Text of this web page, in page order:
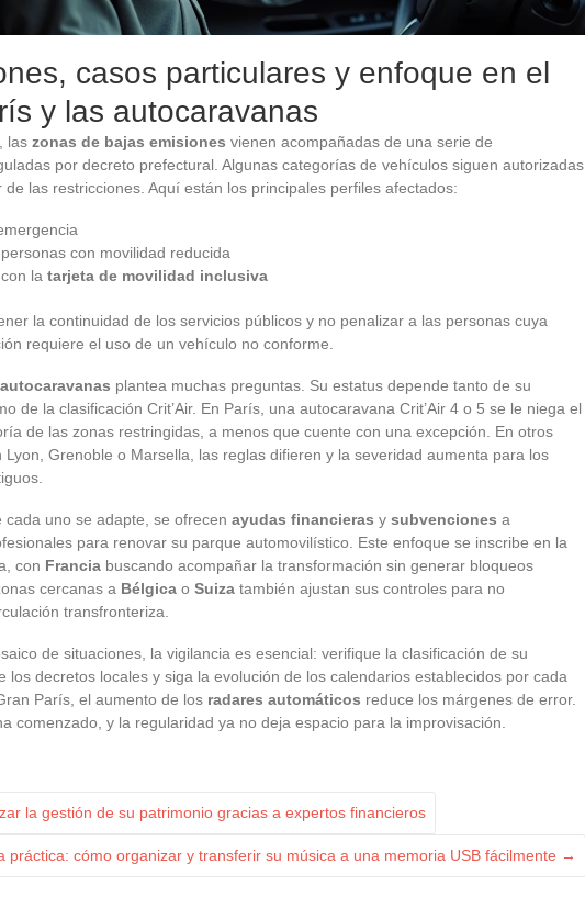
casos particulares y enfoque en el
y las autocaravanas
, las zonas de bajas emisiones vienen acompañadas de una serie de
por decreto prefectural. Algunas categorías de vehículos siguen autorizadas
de las restricciones. Aquí están los principales perfiles afectados:
con movilidad reducida
la tarjeta de movilidad inclusiva
la continuidad de los servicios públicos y no penalizar a las personas cuya
requiere el uso de un vehículo no conforme.
autocaravanas plantea muchas preguntas. Su estatus depende tanto de su
de la clasificación Crit’Air. En París, una autocaravana Crit’Air 4 o 5 se le niega el
de las zonas restringidas, a menos que cuente con una excepción. En otros
Lyon, Grenoble o Marsella, las reglas difieren y la severidad aumenta para los
cada uno se adapte, se ofrecen ayudas financieras y subvenciones a
para renovar su parque automovilístico. Este enfoque se inscribe en la
con Francia buscando acompañar la transformación sin generar bloqueos
cercanas a Bélgica o Suiza también ajustan sus controles para no
transfronteriza.
de situaciones, la vigilancia es esencial: verifique la clasificación de su
los decretos locales y siga la evolución de los calendarios establecidos por cada
París, el aumento de los radares automáticos reduce los márgenes de error.
comenzado, y la regularidad ya no deja espacio para la improvisación.
la gestión de su patrimonio gracias a expertos financieros
práctica: cómo organizar y transferir su música a una memoria USB fácilmente →